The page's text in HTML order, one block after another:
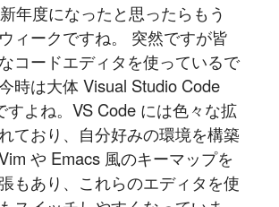
年度になったと思ったらもう
ィークですね。 突然ですが皆
コードエディタを使っているで
時は大体 Visual Studio Code
すよね。VS Code には色々な拡
ており、自分好みの環境を構築
や Emacs 風のキーマップを
もあり、これらのエディタを使